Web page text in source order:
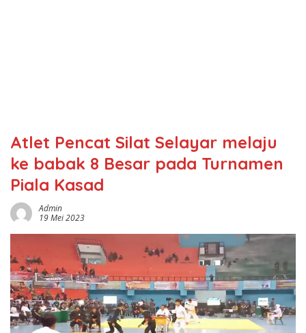
Atlet Pencat Silat Selayar melaju
ke babak 8 Besar pada Turnamen
Piala Kasad
Admin
19 Mei 2023